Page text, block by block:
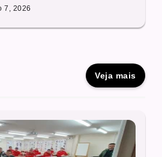
7, 2026
Veja mais